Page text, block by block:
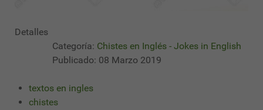
Detalles
Categoría: Chistes en Inglés - Jokes in English
Publicado: 08 Marzo 2019
textos en ingles
chistes